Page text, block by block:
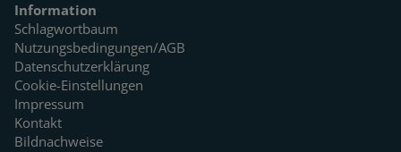
Information
Schlagwortbaum
Nutzungsbedingungen/AGB
Datenschutzerklärung
Cookie-Einstellungen
Impressum
Kontakt
Bildnachweise